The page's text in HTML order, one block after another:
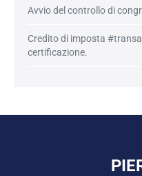
Avvio del controllo di
Credito di imposta
certificazione.